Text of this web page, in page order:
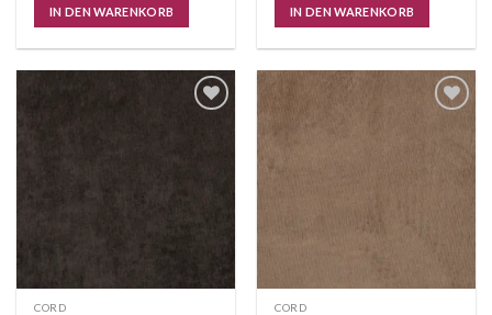
IN DEN WARENKORB IN DEN WARENKORB
CORD CORD